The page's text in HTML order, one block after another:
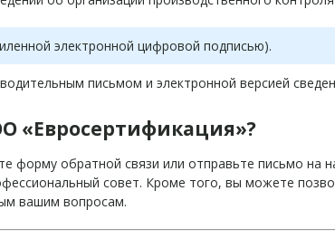
электронной цифровой подписью).
письмом и электронной версией
«Евросертификация»?
форму обратной связи или отправьте письмо
совет. Кроме того, вы можете
вашим вопросам.